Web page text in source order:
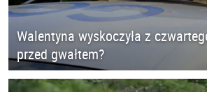
Walentyna wyskoczyła z
przed gwałtem?